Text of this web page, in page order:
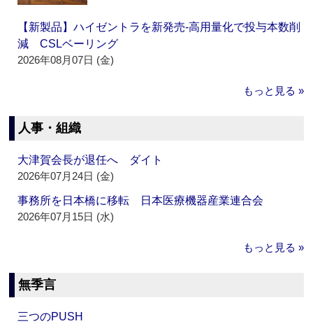
【新製品】ハイゼントラを新発売‐高用量化で投与本数削
減 CSLベーリング
2026年08月07日 (金)
もっと見る »
人事・組織
大津賀会長が退任へ ダイト
2026年07月24日 (金)
事務所を日本橋に移転 日本医療機器産業連合会
2026年07月15日 (水)
もっと見る »
無季言
三つのPUSH